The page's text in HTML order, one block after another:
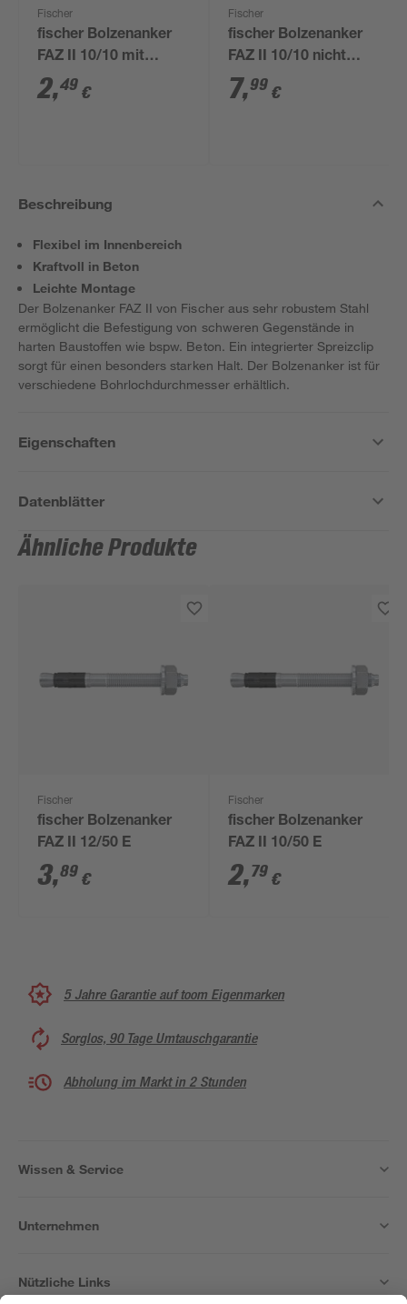
Fischer
fischer Bolzenanker
FAZ II 10/10 mit
großer Scheibe E
2,49 €
Fischer
fischer Bolzenanker
FAZ II 10/10 nicht
rostender Stahl A4 E
7,99 €
Beschreibung
Flexibel im Innenbereich
Kraftvoll in Beton
Leichte Montage
Der Bolzenanker FAZ II von Fischer aus sehr robustem Stahl
ermöglicht die Befestigung von schweren Gegenstände in
harten Baustoffen wie bspw. Beton. Ein integrierter Spreizclip
sorgt für einen besonders starken Halt. Der Bolzenanker ist für
verschiedene Bohrlochdurchmesser erhältlich.
Eigenschaften
Datenblätter
Ähnliche Produkte
Fischer
fischer Bolzenanker
FAZ II 12/50 E
3,89 €
Fischer
fischer Bolzenanker
FAZ II 10/50 E
2,79 €
5 Jahre Garantie auf toom Eigenmarken
Sorglos, 90 Tage Umtauschgarantie
Abholung im Markt in 2 Stunden
Wissen & Service
Unternehmen
Nützliche Links